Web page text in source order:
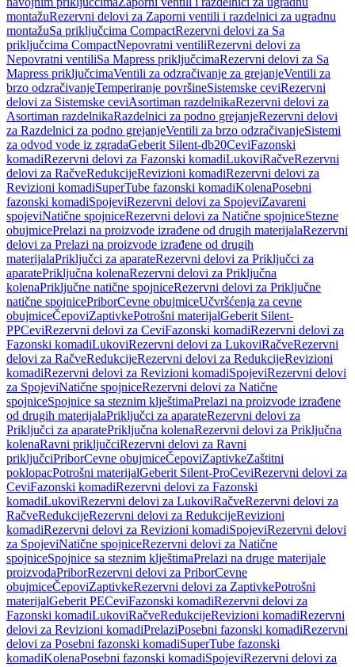
montažuRezervni delovi za Zaporni ventili i razdelnici za ugradnu
montažuSa priključcima CompactRezervni delovi za Sa
priključcima CompactNepovratni ventiliRezervni delovi za
Nepovratni ventiliSa Mapress priključcimaRezervni delovi za Sa
Mapress priključcimaVentili za odzračivanje za grejanjeVentili za
brzo odzračivanjeTemperiranje površineSistemske ceviRezervni
delovi za Sistemske ceviAsortiman razdelnikaRezervni delovi za
Asortiman razdelnikaRazdelnici za podno grejanjeRezervni delovi
za Razdelnici za podno grejanjeVentili za brzo odzračivanjeSistemi
za odvod vode iz zgradaGeberit Silent-db20CeviFazonski
komadiRezervni delovi za Fazonski komadiLukoviRačveRezervni
delovi za RačveRedukcijeRevizioni komadiRezervni delovi za
Revizioni komadiSuperTube fazonski komadiKolenaPosebni
fazonski komadiSpojeviRezervni delovi za SpojeviZavareni
spojeviNatične spojniceRezervni delovi za Natične spojniceStezne
obujmicePrelazi na proizvode izrađene od drugih materijalaRezervni
delovi za Prelazi na proizvode izrađene od drugih
materijalaPriključci za aparateRezervni delovi za Priključci za
aparatePriključna kolenaRezervni delovi za Priključna
kolenaPriključne natične spojniceRezervni delovi za Priključne
natične spojnicePriborCevne obujmiceUčvršćenja za cevne
obujmiceČepoviZaptivkePotrošni materijalGeberit Silent-
PPCeviRezervni delovi za CeviFazonski komadiRezervni delovi za
Fazonski komadiLukoviRezervni delovi za LukoviRačveRezervni
delovi za RačveRedukcijeRezervni delovi za RedukcijeRevizioni
komadiRezervni delovi za Revizioni komadiSpojeviRezervni delovi
za SpojeviNatične spojniceRezervni delovi za Natične
spojniceSpojnice sa steznim klještimaPrelazi na proizvode izrađene
od drugih materijalaPriključci za aparateRezervni delovi za
Priključci za aparatePriključna kolenaRezervni delovi za Priključna
kolenaRavni priključciRezervni delovi za Ravni
priključciPriborCevne obujmiceČepoviZaptivkeZaštitni
poklopacPotrošni materijalGeberit Silent-ProCeviRezervni delovi za
CeviFazonski komadiRezervni delovi za Fazonski
komadiLukoviRezervni delovi za LukoviRačveRezervni delovi za
RačveRedukcijeRezervni delovi za RedukcijeRevizioni
komadiRezervni delovi za Revizioni komadiSpojeviRezervni delovi
za SpojeviNatične spojniceRezervni delovi za Natične
spojniceSpojnice sa steznim klještimaPrelazi na druge materijale
proizvodaPriborRezervni delovi za PriborCevne
obujmiceČepoviZaptivkeRezervni delovi za ZaptivkePotrošni
materijalGeberit PECeviFazonski komadiRezervni delovi za
Fazonski komadiLukoviRačveRedukcijeRevizioni komadiRezervni
delovi za Revizioni komadiPrelaziPosebni fazonski komadiRezervni
delovi za Posebni fazonski komadiSuperTube fazonski
komadiKolenaPosebni fazonski komadiSpojeviRezervni delovi za